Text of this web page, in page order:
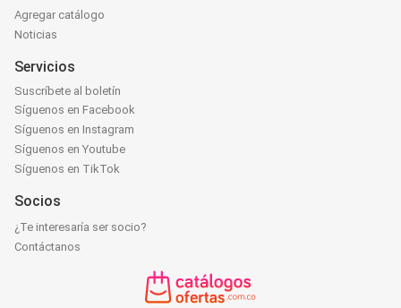
Agregar catálogo
Noticias
Servicios
Suscríbete al boletín
Síguenos en Facebook
Síguenos en Instagram
Síguenos en Youtube
Síguenos en TikTok
Socios
¿Te interesaría ser socio?
Contáctanos